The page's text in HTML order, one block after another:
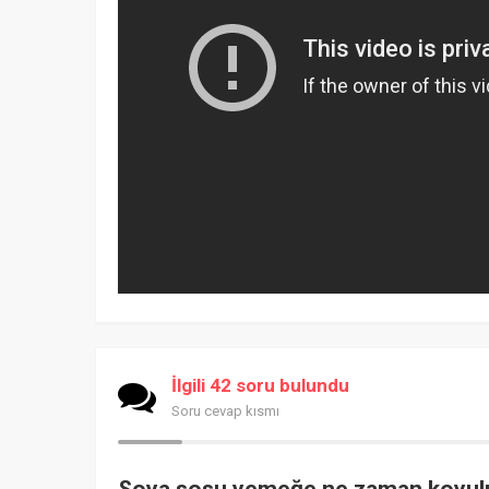
İlgili 42 soru bulundu
Soru cevap kısmı